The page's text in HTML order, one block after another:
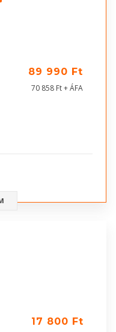
89 990 Ft
70 858 Ft + ÁFA
17 800 Ft